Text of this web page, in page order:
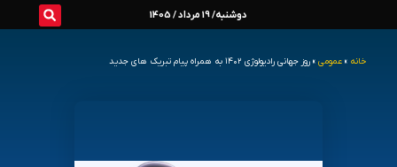
دوشنبه/ 19 مرداد / 1405
خانه » عمومی » روز جهانی رادیولوژی ۱۴۰۲ به همراه پیام تبریک های جدید